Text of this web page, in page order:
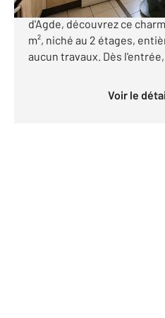
CŒUR DE VILLE ***
d'Agde, découvrez ce
m², niché au 2 étages,
aucun travaux. Dès
Voir le